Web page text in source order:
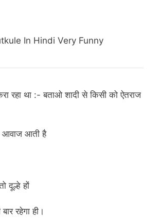
In Hindi Very Funny
रहा था :- बताओ शादी से किसी को ऐतराज
आवाज आती है
दूल्हे हों
रहेगा ही।